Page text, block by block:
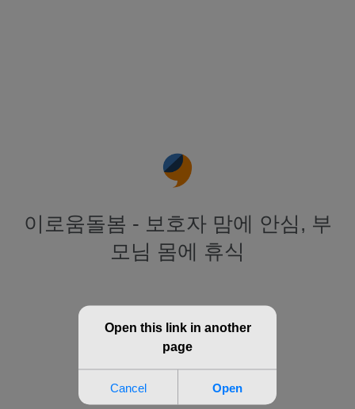
이로움돌봄 - 보호자 맘에 안심, 부
모님 몸에 휴식